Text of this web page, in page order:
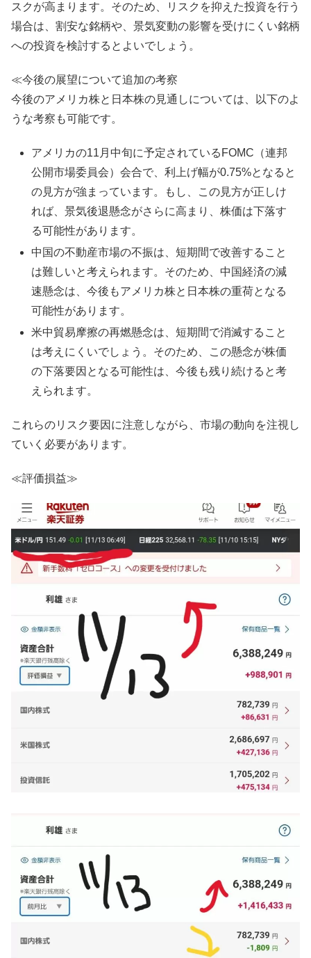
スクが高まります。そのため、リスクを抑えた投資を行う
場合は、割安な銘柄や、景気変動の影響を受けにくい銘柄
への投資を検討するとよいでしょう。
≪今後の展望について追加の考察
今後のアメリカ株と日本株の見通しについては、以下のよ
うな考察も可能です。
アメリカの11月中旬に予定されているFOMC（連邦
公開市場委員会）会合で、利上げ幅が0.75%となると
の見方が強まっています。もし、この見方が正しけ
れば、景気後退懸念がさらに高まり、株価は下落す
る可能性があります。
中国の不動産市場の不振は、短期間で改善すること
は難しいと考えられます。そのため、中国経済の減
速懸念は、今後もアメリカ株と日本株の重荷となる
可能性があります。
米中貿易摩擦の再燃懸念は、短期間で消滅すること
は考えにくいでしょう。そのため、この懸念が株価
の下落要因となる可能性は、今後も残り続けると考
えられます。
これらのリスク要因に注意しながら、市場の動向を注視し
ていく必要があります。
≪評価損益≫